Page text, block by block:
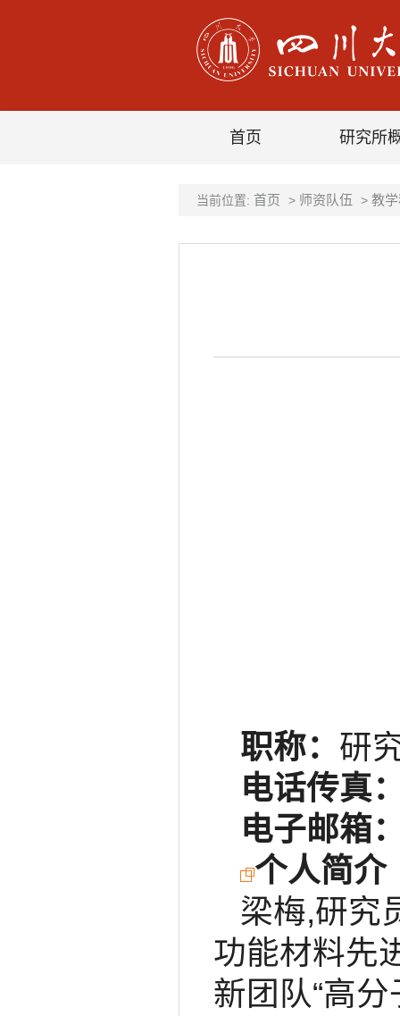
首页 研究所
当前位置: 首页 > 师资队伍 > 教
职称： 研
电话传真
电子邮箱
个人简介
梁梅,研究
功能材料先
新团队“高